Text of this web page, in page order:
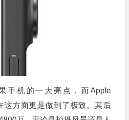
手机的一大亮点，而Apple
这方面更是做到了极致。其后